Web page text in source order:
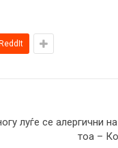
луѓе се алергични
тоа –